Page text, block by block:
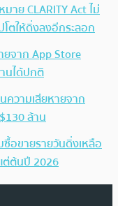
าย CLARITY Act ไม่
ตให้ดิ่งลงอีกระลอก
ยจาก App Store
นได้ปกติ
ความเสียหายจาก
ล้าน
อขายรายวันดิ่งเหลือ
ต้นปี 2026